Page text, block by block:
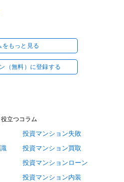
をもっと見る
（無料）に登録する
立つコラム
投資マンション失敗
投資マンション買取
投資マンションローン
投資マンション内装